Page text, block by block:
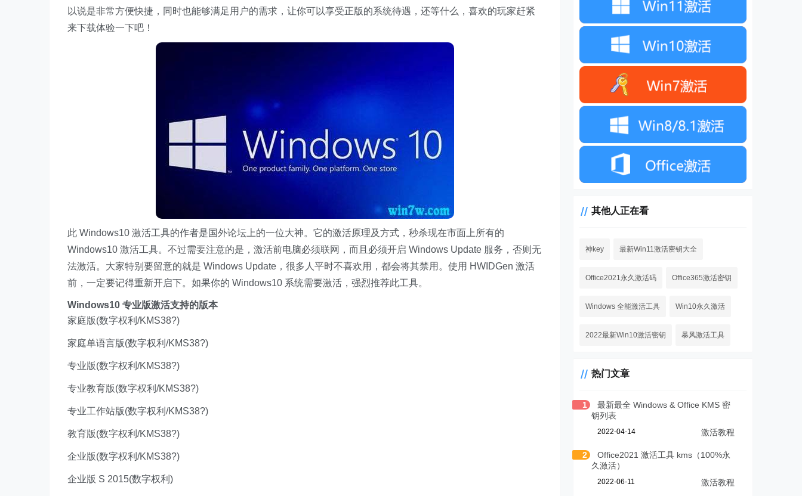
以说是非常方便快捷，同时也能够满足用户的需求，让你可以享受正版的系统待遇，还等什么，喜欢的玩家赶紧
来下载体验一下吧！
此 Windows10 激活工具的作者是国外论坛上的一位大神。它的激活原理及方式，秒杀现在市面上所有的
Windows10 激活工具。不过需要注意的是，激活前电脑必须联网，而且必须开启 Windows Update 服务，否则无
法激活。大家特别要留意的就是 Windows Update，很多人平时不喜欢用，都会将其禁用。使用 HWIDGen 激活
前，一定要记得重新开启下。如果你的 Windows10 系统需要激活，强烈推荐此工具。
Windows10 专业版激活支持的版本
家庭版(数字权利/KMS38?)
家庭单语言版(数字权利/KMS38?)
专业版(数字权利/KMS38?)
专业教育版(数字权利/KMS38?)
专业工作站版(数字权利/KMS38?)
教育版(数字权利/KMS38?)
企业版(数字权利/KMS38?)
企业版 S 2015(数字权利)
其他人正在看
神key 最新Win11激活密钥大全
Office2021永久激活码 Office365激活密钥
Windows 全能激活工具 Win10永久激活
2022最新Win10激活密钥 暴风激活工具
热门文章
1
最新最全 Windows & Office KMS 密
钥列表
2022-04-14 激活教程
2
Office2021 激活工具 kms（100%永
久激活）
2022-06-11 激活教程